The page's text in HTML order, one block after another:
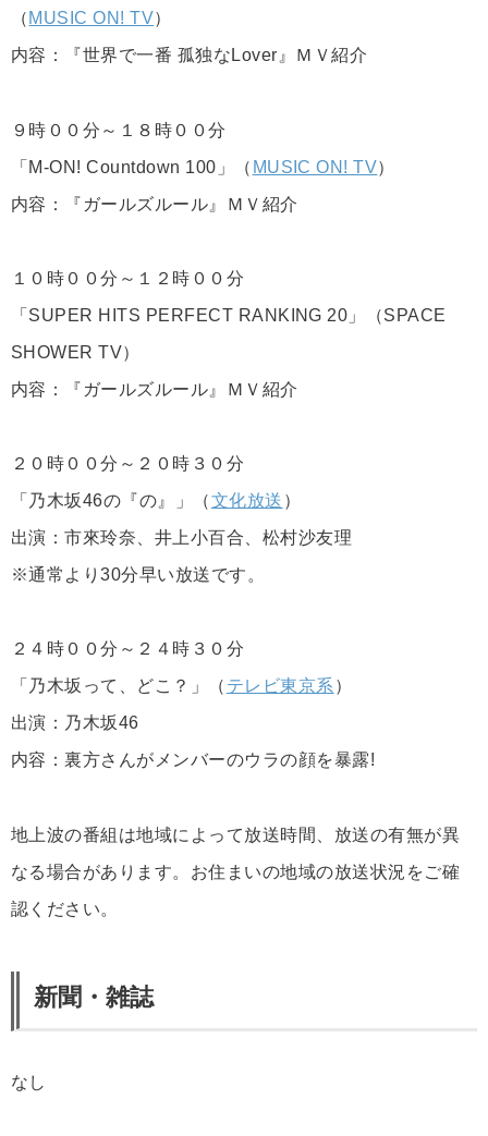
（ MUSIC ON! TV）
内容：『世界で一番 孤独なLover』ＭＶ紹介
９時００分～１８時００分
「M-ON! Countdown 100」（ MUSIC ON! TV）
内容：『ガールズルール』ＭＶ紹介
１０時００分～１２時００分
「SUPER HITS PERFECT RANKING 20」（SPACE
SHOWER TV）
内容：『ガールズルール』ＭＶ紹介
２０時００分～２０時３０分
「乃木坂46の『の』」（文化放送 ）
出演：市來玲奈、井上小百合、松村沙友理
※通常より30分早い放送です。
２４時００分～２４時３０分
「乃木坂って、どこ？」（ テレビ東京系 ）
出演：乃木坂46
内容：裏方さんがメンバーのウラの顔を暴露!
地上波の番組は地域によって放送時間、放送の有無が異
なる場合があります。お住まいの地域の放送状況をご確
認ください。
新聞・雑誌
なし